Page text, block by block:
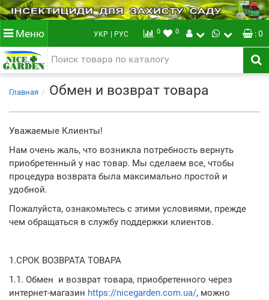
Меню УКР | РУС 0 0 : 0
Главная Обмен и возврат товара
Уважаемые Клиенты!
Нам очень жаль, что возникла потребность вернуть
приобретенный у нас товар. Мы сделаем все, чтобы
процедура возврата была максимально простой и
удобной.
Пожалуйста, ознакомьтесь с этими условиями, прежде
чем обращаться в службу поддержки клиентов.
1.СРОК ВОЗВРАТА ТОВАРА
1.1. Обмен и возврат товара, приобретенного через
интернет-магазин https://nicegarden.com.ua/, можно